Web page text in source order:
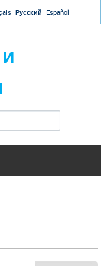
Русский Español